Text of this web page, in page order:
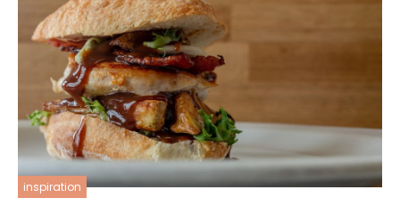
inspiration